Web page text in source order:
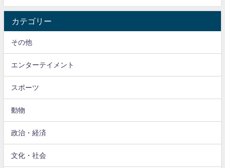
カテゴリー
その他
エンターテイメント
スポーツ
動物
政治・経済
文化・社会